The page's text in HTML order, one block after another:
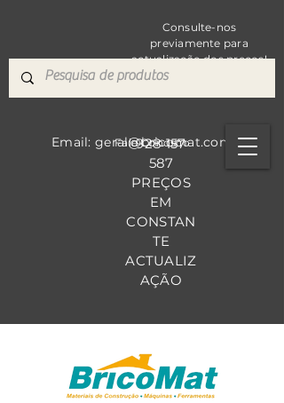
Consulte-nos
previamente para
actualização dos preços!
928 157
587
PREÇOS
EM
CONSTAN
TE
ACTUALIZ
AÇÃO
Fale Conosco
Email: geral@bricomat.com